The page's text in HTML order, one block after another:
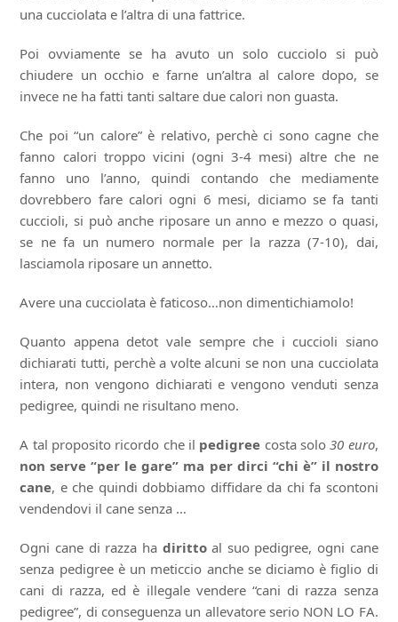
una cucciolata e l’altra di una fattrice.
Poi ovviamente se ha avuto un solo cucciolo si può
chiudere un occhio e farne un’altra al calore dopo, se
invece ne ha fatti tanti saltare due calori non guasta.
Che poi “un calore” è relativo, perchè ci sono cagne che
fanno calori troppo vicini (ogni 3-4 mesi) altre che ne
fanno uno l’anno, quindi contando che mediamente
dovrebbero fare calori ogni 6 mesi, diciamo se fa tanti
cuccioli, si può anche riposare un anno e mezzo o quasi,
se ne fa un numero normale per la razza (7-10), dai,
lasciamola riposare un annetto.
Avere una cucciolata è faticoso…non dimentichiamolo!
Quanto appena detot vale sempre che i cuccioli siano
dichiarati tutti, perchè a volte alcuni se non una cucciolata
intera, non vengono dichiarati e vengono venduti senza
pedigree, quindi ne risultano meno.
A tal proposito ricordo che il pedigree costa solo30 euro,
non serve “per le gare” ma per dirci “chi è” il nostro
cane, e che quindi dobbiamo diffidare da chi fa scontoni
vendendovi il cane senza …
Ogni cane di razza ha dirittoal suo pedigree, ogni cane
senza pedigree è un meticcio anche se diciamo è figlio di
cani di razza, ed è illegale vendere “cani di razza senza
pedigree”, di conseguenza un allevatore serio NON LO FA.